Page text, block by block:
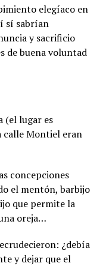
elegíaco en
sí sabrían
y sacrificio
de buena voluntad
(el lugar es
calle Montiel eran
concepciones
el mentón, barbijo
que permite la
oreja…
¿debía
y dejar que el